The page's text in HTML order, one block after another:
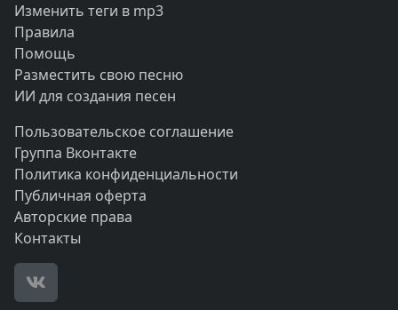
Изменить теги в mp3
Правила
Помощь
Разместить свою песню
ИИ для создания песен
Пользовательское соглашение
Группа Вконтакте
Политика конфиденциальности
Публичная оферта
Авторские права
Контакты